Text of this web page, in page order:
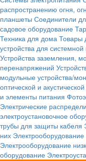
распространению огня,
планшеты Соединители
садовое оборудование
Техника для дома Товары
устройства для
Устройства заземления,
перенапряжений
модульные устройства/
оптической и
и элементы питания
Электрические
электроустановочное
трубы для защиты кабеля
них
Электрооборудование
оборудование